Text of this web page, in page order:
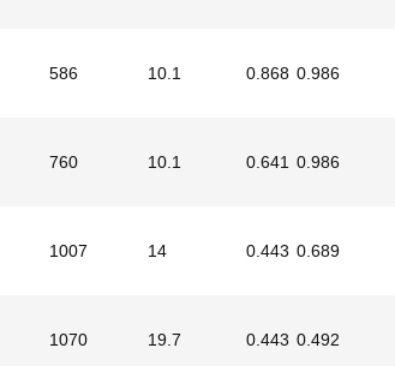
586 10.1 0.868 0.986
760 10.1 0.641 0.986
1007 14 0.443 0.689
1070 19.7 0.443 0.492